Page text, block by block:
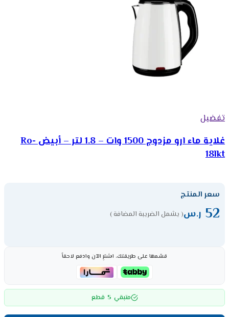
تفضيل
غلاية ماء ارو مزدوج 1500 وات – 1.8 لتر – أبيض Ro-
18lkt
سعر المنتج
52 ر.س( يشمل الضريبة المضافة )
قسّمها على طريقتك، اشترِ الآن وادفع لاحقاً
متبقي 5 قطع